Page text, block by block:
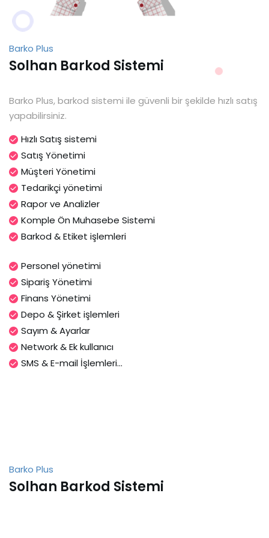
Barko Plus
Solhan Barkod Sistemi
Barko Plus, barkod sistemi ile güvenli bir şekilde hızlı satış
yapabilirsiniz.
Hızlı Satış sistemi
Satış Yönetimi
Müşteri Yönetimi
Tedarikçi yönetimi
Rapor ve Analizler
Komple Ön Muhasebe Sistemi
Barkod & Etiket işlemleri
Personel yönetimi
Sipariş Yönetimi
Finans Yönetimi
Depo & Şirket işlemleri
Sayım & Ayarlar
Network & Ek kullanıcı
SMS & E-mail İşlemleri...
Barko Plus
Solhan Barkod Sistemi